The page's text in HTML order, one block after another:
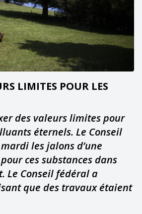
LIMITES POUR LES
des valeurs limites pour
éternels. Le Conseil
les jalons d’une
ces substances dans
Le Conseil fédéral a
que des travaux étaient